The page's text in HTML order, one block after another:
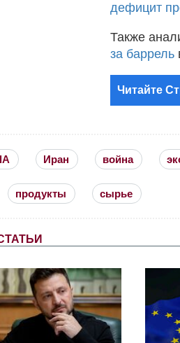
дефицит
Также
за баррель
Читайте
Иран война
продукты сырье